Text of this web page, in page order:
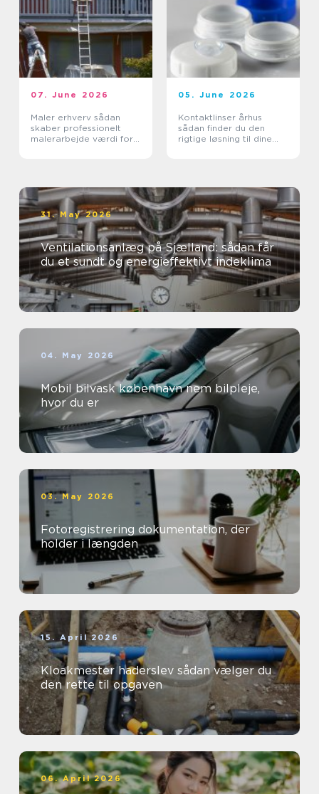
07. June 2026
Maler erhverv sådan
skaber professionelt
malerarbejde værdi for
05. June 2026
Kontaktlinser århus
sådan finder du den
rigtige løsning til dine
31. May 2026
Ventilationsanlæg på Sjælland: sådan får
du et sundt og energieffektivt indeklima
04. May 2026
Mobil bilvask københavn nem bilpleje,
hvor du er
03. May 2026
Fotoregistrering dokumentation, der
holder i længden
15. April 2026
Kloakmester haderslev sådan vælger du
den rette til opgaven
06. April 2026